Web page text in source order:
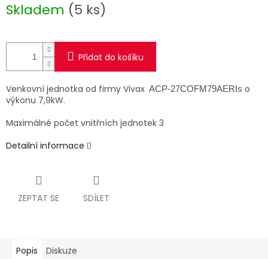
cena:
Skladem (5 ks)
Přidat do košíku
Venkovní jednotka od firmy Vivax ACP-27COFM79AERIs o
výkonu 7,9kW.
Maximálné počet vnitřních jednotek 3
Detailní informace
ZEPTAT SE SDÍLET
Popis Diskuze